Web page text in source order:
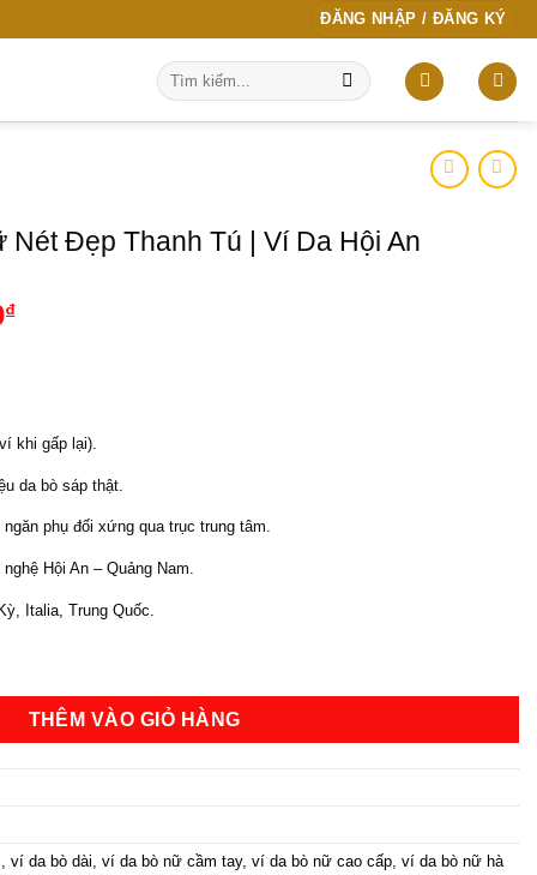
ĐĂNG NHẬP / ĐĂNG KÝ
Tìm
kiếm:
Nét Đẹp Thanh Tú | Ví Da Hội An
₫Giá
399.000₫.
khi gấp lại).
da bò sáp thật.
phụ đối xứng qua trục trung tâm.
Hội An – Quảng Nam.
Italia, Trung Quốc.
THÊM VÀO GIỎ HÀNG
, ví da bò dài, ví da bò nữ cầm tay, ví da bò nữ cao cấp, ví da bò nữ hà